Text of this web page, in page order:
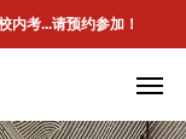
内考...请预约参加！